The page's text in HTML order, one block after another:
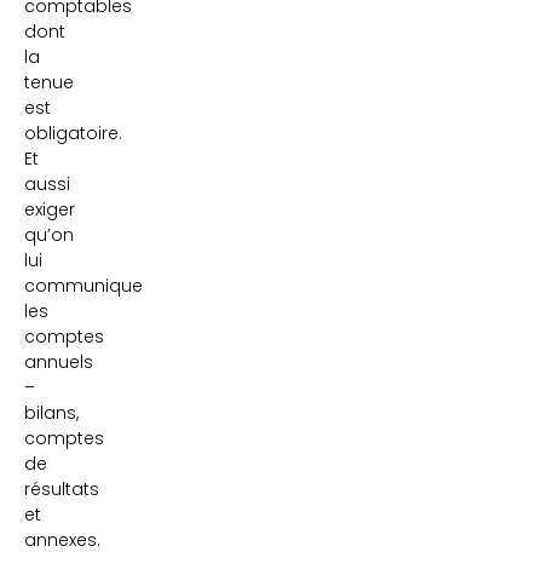
comptables
dont
la
tenue
est
obligatoire.
Et
aussi
exiger
qu’on
lui
communique
les
comptes
annuels
–
bilans,
comptes
de
résultats
et
annexes.